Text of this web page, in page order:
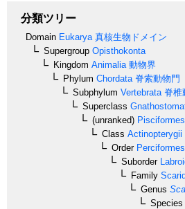
分類ツリー
Domain Eukarya 真核生物ドメイン
Supergroup Opisthokonta
Kingdom Animalia 動物界
Phylum Chordata 脊索動物門
Subphylum Vertebrata 脊椎
Superclass
(unranked) Pisciformes
Class Actinopterygii
OrderPerciformes
Suborder
Family
Genus
Species